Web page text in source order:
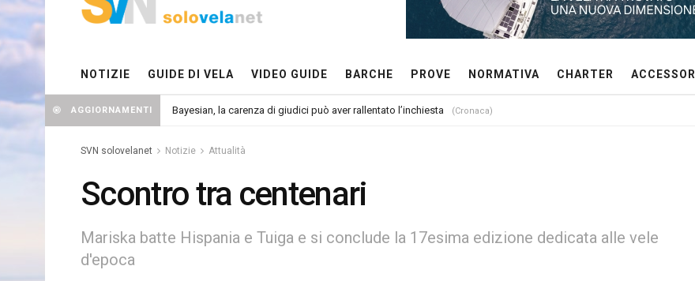
NOTIZIE GUIDE DI VELA VIDEO GUIDE BARCHE PROVE NORMATIVA CHARTER ACCESSORI
AGGIORNAMENTI Bayesian, la carenza di giudici può aver rallentato l’inchiesta (Cronaca)
SVN solovelanet Notizie Attualità
Scontro tra centenari
Mariska batte Hispania e Tuiga e si conclude la 17esima edizione dedicata alle vele
d'epoca